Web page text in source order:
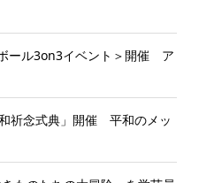
ール3on3イベント＞開催 ア
祈念式典」開催 平和のメッ